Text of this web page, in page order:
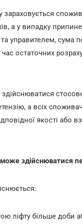
зараховується
а у випадку
управителем, сума
остаточних
а всіх
якості або
здійснюватися
ліфту більше доби